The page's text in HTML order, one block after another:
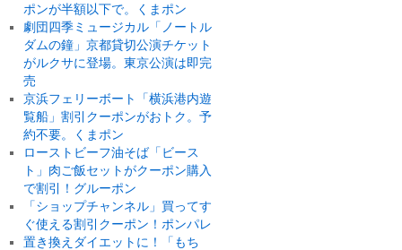
ポンが半額以下で。くまポン
劇団四季ミュージカル「ノートル
ダムの鐘」京都貸切公演チケット
がルクサに登場。東京公演は即完
売
京浜フェリーボート「横浜港内遊
覧船」割引クーポンがおトク。予
約不要。くまポン
ローストビーフ油そば「ビース
ト」肉ご飯セットがクーポン購入
で割引！グルーポン
「ショップチャンネル」買ってす
ぐ使える割引クーポン！ポンパレ
置き換えダイエットに！「もち